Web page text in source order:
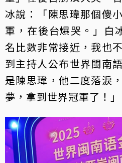
冰說：「陳思瑋那個傻
軍，在後台爆哭。」白
名比數非常接近，我也
到主持人公布世界閩南
是陳思瑋，他二度落淚
夢，拿到世界冠軍了！」